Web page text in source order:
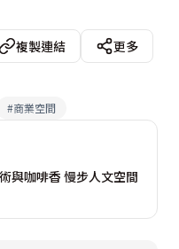
複製連結
更多
#商業空間
與咖啡香 慢步人文空間